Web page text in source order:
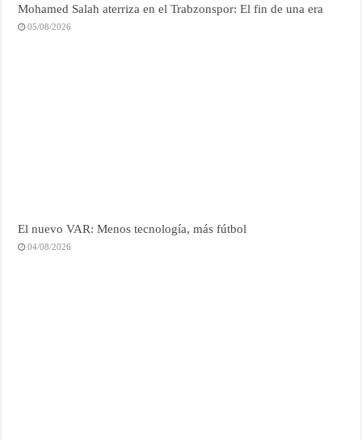
Mohamed Salah aterriza en el Trabzonspor: El fin de una era
05/08/2026
El nuevo VAR: Menos tecnología, más fútbol
04/08/2026